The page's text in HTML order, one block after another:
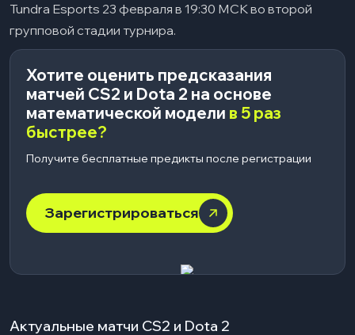
Tundra Esports 23 февраля в 19:30 МСК во второй
групповой стадии турнира.
Хотите оценить предсказания
матчей CS2 и Dota 2 на основе
математической модели в 5 раз
быстрее?
Получите бесплатные предикты после регистрации
Зарегистрироваться
Актуальные матчи CS2 и Dota 2